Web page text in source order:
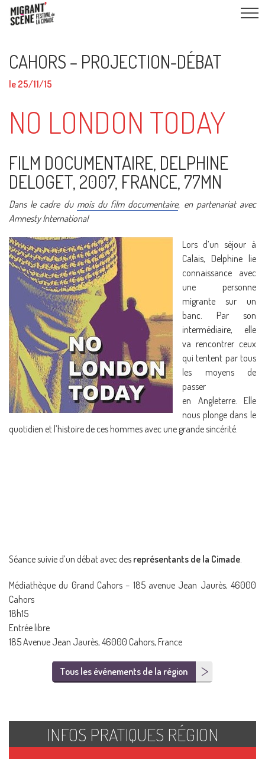
CAHORS – PROJECTION-DÉBAT
le 25/11/15
NO LONDON TODAY
FILM DOCUMENTAIRE, DELPHINE
DELOGET, 2007, FRANCE, 77MN
Dans le cadre du mois du film documentaire, en partenariat avec
Amnesty International
Lors d’un séjour à
Calais, Delphine lie
connaissance avec
une personne
migrante sur un
banc. Par son
intermédiaire, elle
va rencontrer ceux
qui tentent par tous
les moyens de
passer
en Angleterre. Elle
nous plonge dans le
quotidien et l’histoire de ces hommes avec une grande sincérité.
Séance suivie d’un débat avec des représentants de la Cimade.
Médiathèque du Grand Cahors – 185 avenue Jean Jaurès, 46000
Cahors
18h15
Entrée libre
185 Avenue Jean Jaurès, 46000 Cahors, France
Tous les événements de la région
INFOS PRATIQUES RÉGION